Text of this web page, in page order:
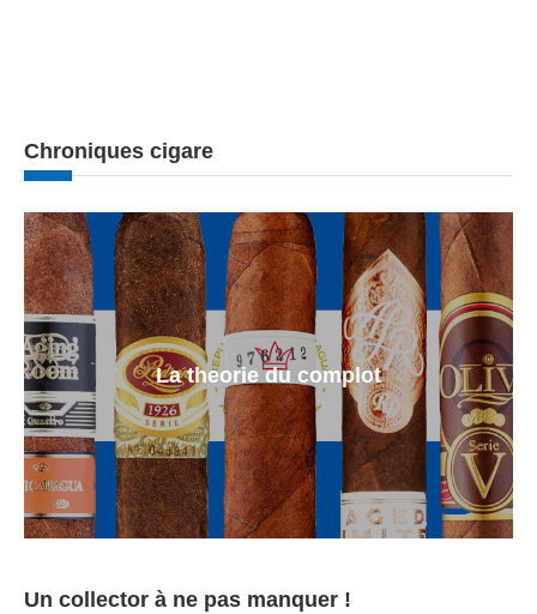
Chroniques cigare
La theorie du complot
Un collector à ne pas manquer !